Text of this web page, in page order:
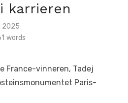
karrieren
2025
words
France-vinneren, Tadej
Paris-